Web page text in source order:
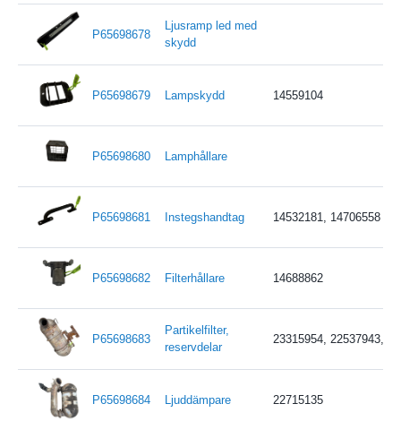
P65698678
Ljusramp led med
skydd
P65698679 Lampskydd 14559104
P65698680 Lamphållare
P65698681 Instegshandtag 14532181, 14706558
P65698682 Filterhållare 14688862
P65698683
Partikelfilter,
reservdelar
23315954, 22537943,
P65698684 Ljuddämpare 22715135